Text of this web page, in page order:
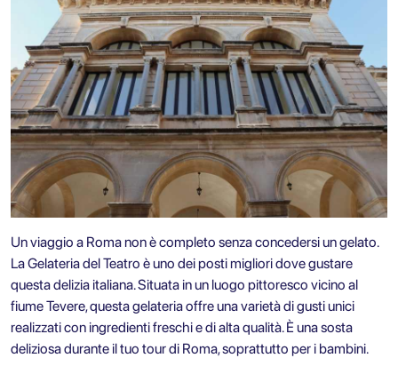
Un viaggio a Roma non è completo senza concedersi un gelato.
La Gelateria del Teatro è uno dei posti migliori dove gustare
questa delizia italiana. Situata in un luogo pittoresco vicino al
fiume Tevere, questa gelateria offre una varietà di gusti unici
realizzati con ingredienti freschi e di alta qualità. È una sosta
deliziosa durante il tuo tour di Roma, soprattutto per i bambini.